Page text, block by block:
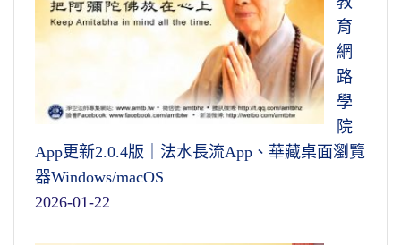
育
網
路
學
院
App更新2.0.4版｜法水長流App、華藏桌面瀏覽
器Windows/macOS
2026-01-22